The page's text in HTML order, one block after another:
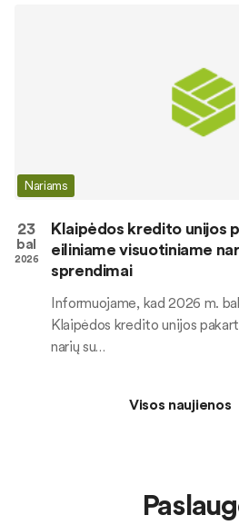
Nariams
23
bal
2026
Klaipėdos kredito unijos
eiliniame visuotiniame
sprendimai
Informuojame, kad 2026 m.
Klaipėdos kredito unijos
narių su…
Visos naujienos